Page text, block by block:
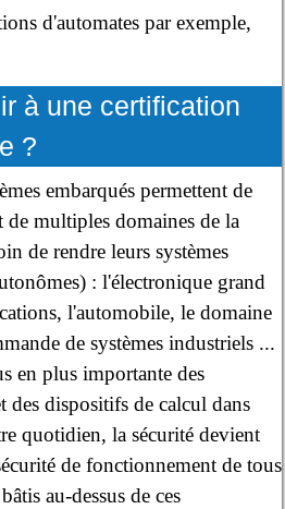
d'automates par exemple,
à une certification
?
embarqués permettent de
de multiples domaines de la
de rendre leurs systèmes
: l'électronique grand
l'automobile, le domaine
de systèmes industriels ...
en plus importante des
des dispositifs de calcul dans
quotidien, la sécurité devient
de fonctionnement de tous
au-dessus de ces